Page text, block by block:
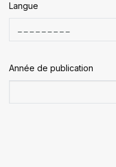
Langue
Année de publication